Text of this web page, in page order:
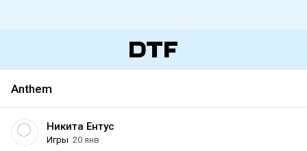
Anthem
Никита Ентус
Игры 20 янв